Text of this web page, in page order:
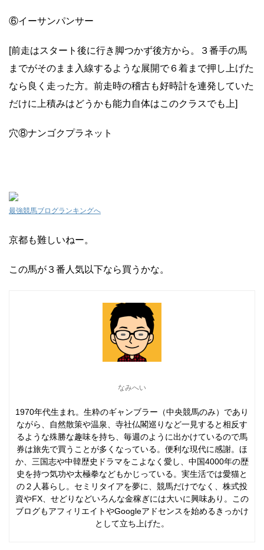
⑥イーサンパンサー
[前走はスタート後に行き脚つかず後方から。３番手の馬
までがそのまま入線するような展開で６着まで押し上げた
なら良く走った方。前走時の稽古も好時計を連発していた
だけに上積みはどうかも能力自体はこのクラスでも上]
穴⑧ナンゴクプラネット
最強競馬ブログランキングへ
京都も難しいねー。
この馬が３番人気以下なら買うかな。
なみへい
1970年代生まれ。生粋のギャンブラー（中央競馬のみ）であり
ながら、自然散策や温泉、寺社仏閣巡りなど一見すると相反す
るような殊勝な趣味を持ち、毎週のように出かけているので馬
券は旅先で買うことが多くなっている。便利な現代に感謝。ほ
か、三国志や中韓歴史ドラマをこよなく愛し、中国4000年の歴
史を持つ気功や太極拳などもかじっている。実生活では愛猫と
の２人暮らし。セミリタイアを夢に、競馬だけでなく、株式投
資やFX、せどりなどいろんな金稼ぎには大いに興味あり。この
ブログもアフィリエイトやGoogleアドセンスを始めるきっかけ
として立ち上げた。